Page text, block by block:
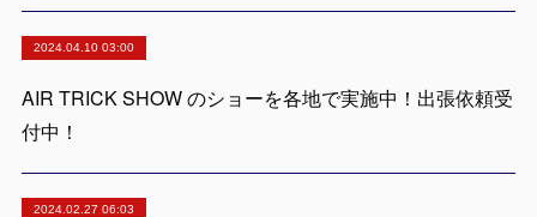
2024.04.10 03:00
AIR TRICK SHOW のショーを各地で実施中！出張依頼受
付中！
2024.02.27 06:03